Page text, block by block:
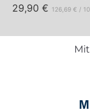
29,90 € 126,69 € /